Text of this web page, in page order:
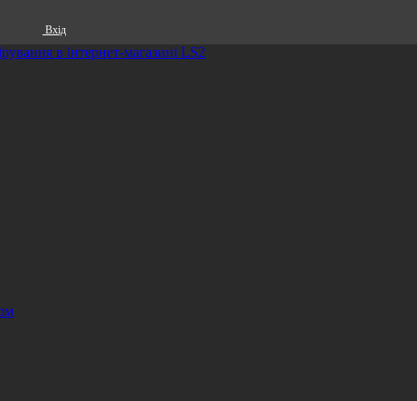
Вхід